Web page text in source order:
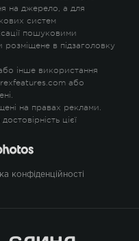
на джерело, а для
систем
пошуковими
в підзаголовку
інше використання
rexfeatures.com або
на правах реклами.
цієї
конфіденційності